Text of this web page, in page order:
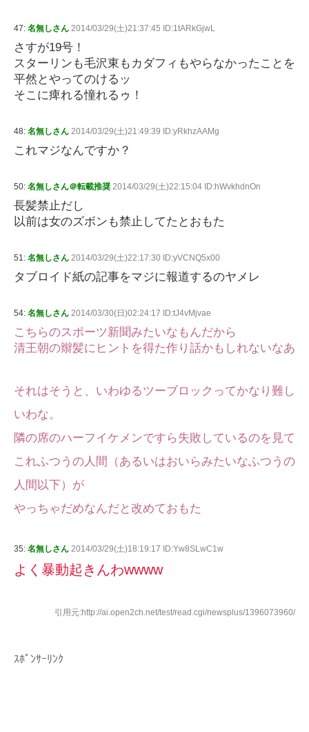
47: 名無しさん 2014/03/29(土)21:37:45 ID:1tARkGjwL
さすが19号！
スターリンも毛沢東もカダフィもやらなかったことを
平然とやってのけるッ
そこに痺れる憧れるゥ！
48: 名無しさん 2014/03/29(土)21:49:39 ID:yRkhzAAMg
これマジなんですか？
50: 名無しさん＠転載推奨 2014/03/29(土)22:15:04 ID:hWvkhdnOn
長髪禁止だし
以前は女のズボンも禁止してたとおもた
51: 名無しさん 2014/03/29(土)22:17:30 ID:yVCNQ5x00
タブロイド紙の記事をマジに報道するのヤメレ
54: 名無しさん 2014/03/30(日)02:24:17 ID:tJ4vMjvae
こちらのスポーツ新聞みたいなもんだから
清王朝の辮髪にヒントを得た作り話かもしれないなあ
それはそうと、いわゆるツーブロックってかなり難し
いわな。
隣の席のハーフイケメンですら失敗しているのを見て
これふつうの人間（あるいはおいらみたいなふつうの
人間以下）が
やっちゃだめなんだと改めておもた
35: 名無しさん 2014/03/29(土)18:19:17 ID:Yw8SLwC1w
よく暴動起きんわwwww
引用元:http://ai.open2ch.net/test/read.cgi/newsplus/1396073960/
ｽﾎﾟﾝｻｰﾘﾝｸ